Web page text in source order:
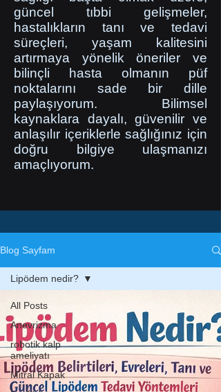
güncel tıbbi gelişmeler,
hastalıkların tanı ve tedavi
süreçleri, yaşam kalitesini
artırmaya yönelik öneriler ve
bilinçli hasta olmanın püf
noktalarını sade bir dille
paylaşıyorum. Bilimsel
kaynaklara dayalı, güvenilir ve
anlaşılır içeriklerle sağlığınız için
doğru bilgiye ulaşmanızı
amaçlıyorum.
Blog Sayfam
All Posts
Anevrizma
robotik kalp
ameliyatı
Mitral Kapak
Lipödem nedir?